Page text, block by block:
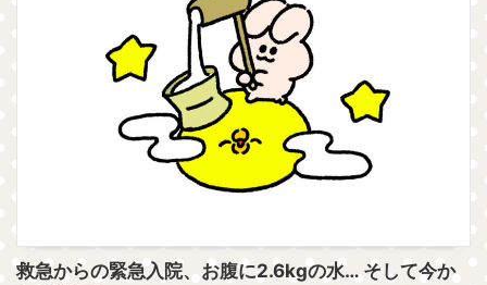
救急からの緊急入院、お腹に2.6kgの水… そして今か